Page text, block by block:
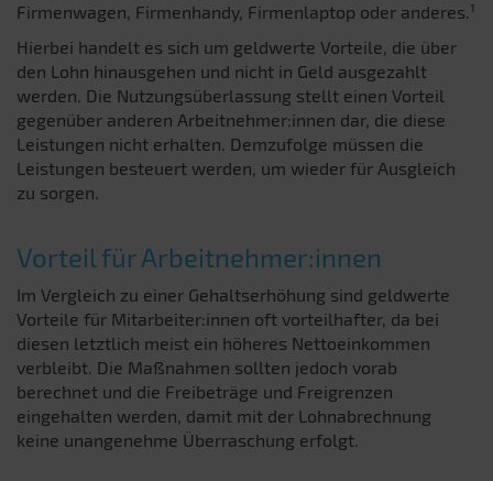
Firmenwagen, Firmenhandy, Firmenlaptop oder anderes.¹
Hierbei handelt es sich um geldwerte Vorteile, die über
den Lohn hinausgehen und nicht in Geld ausgezahlt
werden. Die Nutzungsüberlassung stellt einen Vorteil
gegenüber anderen Arbeitnehmer:innen dar, die diese
Leistungen nicht erhalten. Demzufolge müssen die
Leistungen besteuert werden, um wieder für Ausgleich
zu sorgen.
Vorteil für Arbeitnehmer:innen
Im Vergleich zu einer Gehaltserhöhung sind geldwerte
Vorteile für Mitarbeiter:innen oft vorteilhafter, da bei
diesen letztlich meist ein höheres Nettoeinkommen
verbleibt. Die Maßnahmen sollten jedoch vorab
berechnet und die Freibeträge und Freigrenzen
eingehalten werden, damit mit der Lohnabrechnung
keine unangenehme Überraschung erfolgt.